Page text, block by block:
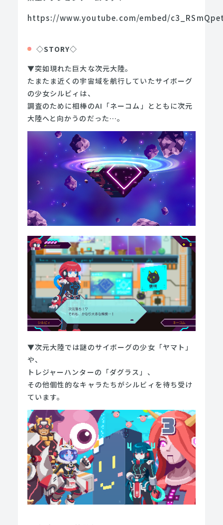
https://www.youtube.com/embed/
◇STORY◇
▼突如現れた巨大な次元大陸。
たまたま近くの宇宙域を航行していたサイボーグ
の少女シルビィは、
調査のために相棒のAI「ネーコム」とともに次元
大陸へと向かうのだった…。
▼次元大陸では謎のサイボーグの少女「ヤマト」
や、
トレジャーハンターの「ダグラス」、
その他個性的なキャラたちがシルビィを待ち受け
ています。